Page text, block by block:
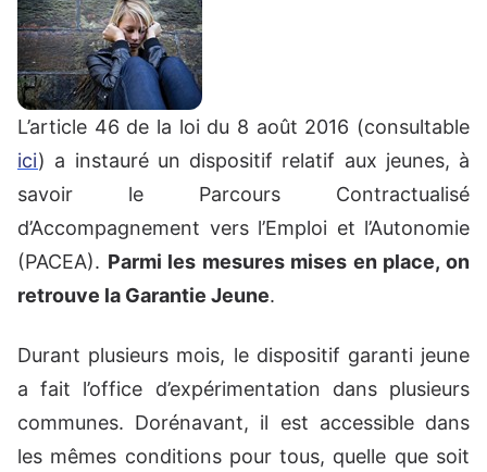
L’article 46 de la loi du 8 août 2016 (consultable
ici) a instauré un dispositif relatif aux jeunes, à
savoir le Parcours Contractualisé
d’Accompagnement vers l’Emploi et l’Autonomie
(PACEA). Parmi les mesures mises en place, on
retrouve la Garantie Jeune.
Durant plusieurs mois, le dispositif garanti jeune
a fait l’office d’expérimentation dans plusieurs
communes. Dorénavant, il est accessible dans
les mêmes conditions pour tous, quelle que soit